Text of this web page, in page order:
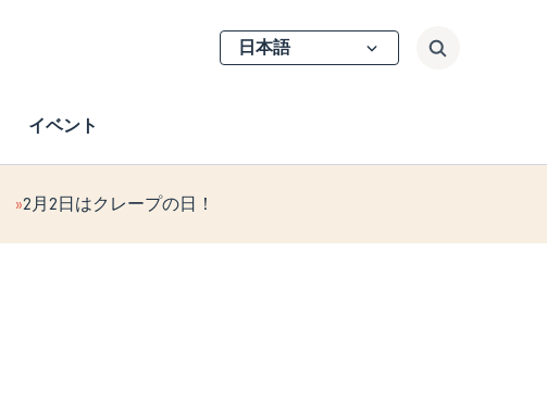
イベント
Select
your
検索
2月2日はクレープの日！